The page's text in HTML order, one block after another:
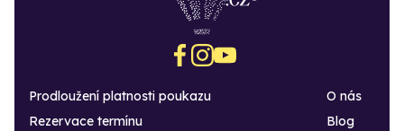
Prodloužení platnosti poukazu
Rezervace termínu
O nás
Blog